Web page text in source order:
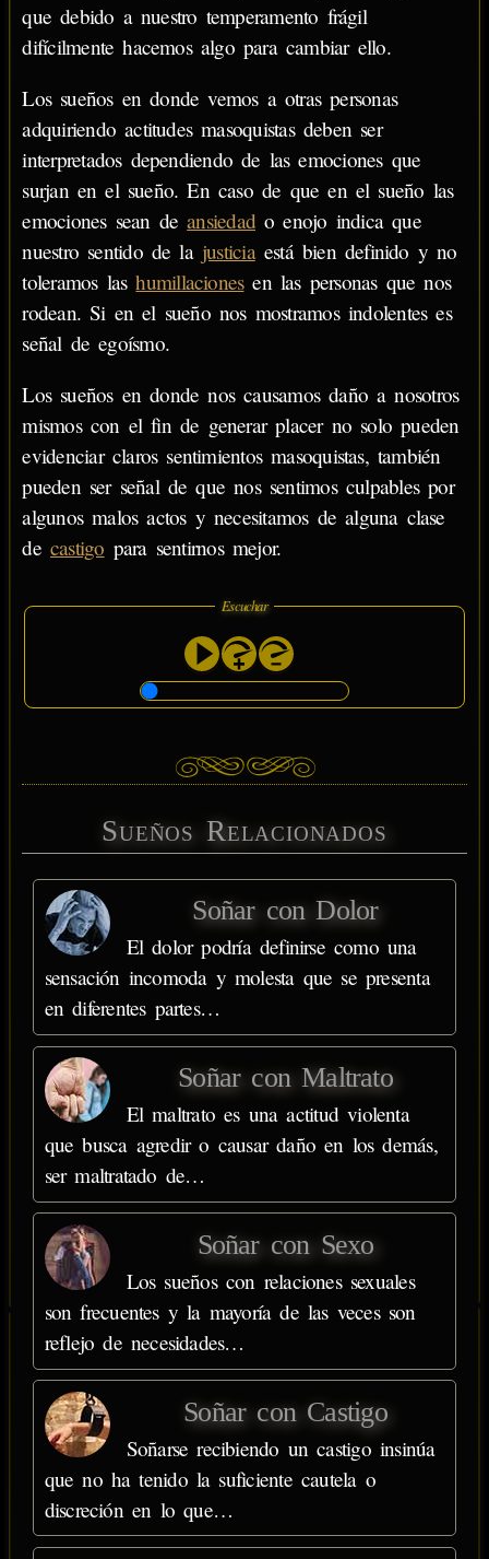
que debido a nuestro temperamento frágil
difícilmente hacemos algo para cambiar ello.
Los sueños en donde vemos a otras personas
adquiriendo actitudes masoquistas deben ser
interpretados dependiendo de las emociones que
surjan en el sueño. En caso de que en el sueño las
emociones sean deansiedad o enojo indica que
nuestro sentido de la justiciaestá bien definido y no
toleramos lashumillacionesen las personas que nos
rodean. Si en el sueño nos mostramos indolentes es
señal de egoísmo.
Los sueños en donde nos causamos daño a nosotros
mismos con el fin de generar placer no solo pueden
evidenciar claros sentimientos masoquistas, también
pueden ser señal de que nos sentimos culpables por
algunos malos actos y necesitamos de alguna clase
de castigo para sentirnos mejor.
Escuchar
Sueños Relacionados
Soñar con Dolor
El dolor podría definirse como una
sensación incomoda y molesta que se presenta
en diferentes partes…
Soñar con Maltrato
El maltrato es una actitud violenta
que busca agredir o causar daño en los demás,
ser maltratado de…
Soñar con Sexo
Los sueños con relaciones sexuales
son frecuentes y la mayoría de las veces son
reflejo de necesidades…
Soñar con Castigo
Soñarse recibiendo un castigo insinúa
que no ha tenido la suficiente cautela o
discreción en lo que…